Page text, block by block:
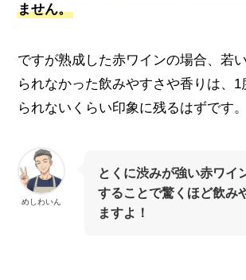
ません。
ですが熟成した赤ワインの場合、若
られなかった飲みやすさや香りは、
られないくらい印象に残るはずです。
めしわいん
とくに渋みが強い赤ワイ
することで驚くほど飲み
ますよ！